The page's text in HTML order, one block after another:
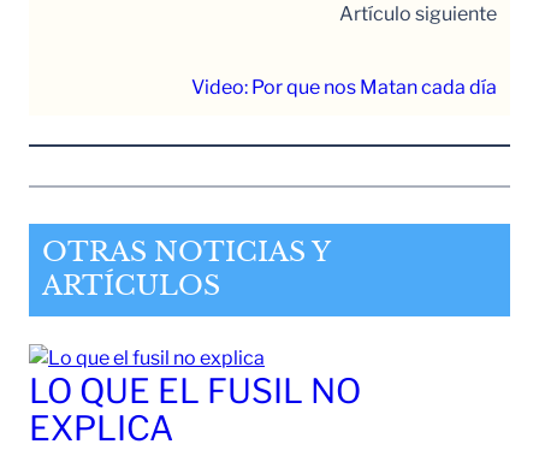
Artículo siguiente
Video: Por que nos Matan cada día
OTRAS NOTICIAS Y
ARTÍCULOS
LO QUE EL FUSIL NO
EXPLICA